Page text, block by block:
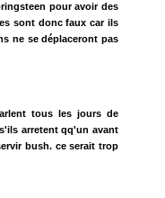
pour avoir des
sont donc faux car ils
ne se déplaceront pas
tous les jours de
arretent qq'un avant
bush. ce serait trop